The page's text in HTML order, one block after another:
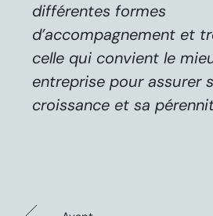
différentes formes
d’accompagnement et
celle qui convient le
entreprise pour assurer
croissance et sa